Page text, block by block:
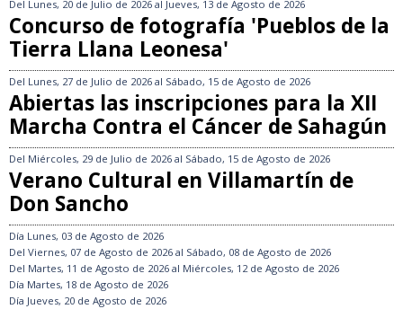
Del Lunes, 20 de Julio de 2026 al Jueves, 13 de Agosto de 2026
Concurso de fotografía 'Pueblos de la
Tierra Llana Leonesa'
Del Lunes, 27 de Julio de 2026 al Sábado, 15 de Agosto de 2026
Abiertas las inscripciones para la XII
Marcha Contra el Cáncer de Sahagún
Del Miércoles, 29 de Julio de 2026 al Sábado, 15 de Agosto de 2026
Verano Cultural en Villamartín de
Don Sancho
Día Lunes, 03 de Agosto de 2026
Del Viernes, 07 de Agosto de 2026 al Sábado, 08 de Agosto de 2026
Del Martes, 11 de Agosto de 2026 al Miércoles, 12 de Agosto de 2026
Día Martes, 18 de Agosto de 2026
Día Jueves, 20 de Agosto de 2026